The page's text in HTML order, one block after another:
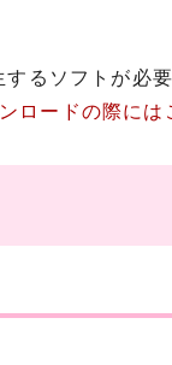
るソフトが必要
ードの際には